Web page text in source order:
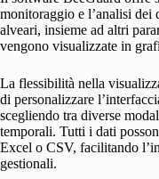
monitoraggio e l’analisi
alveari, insieme ad altri
vengono visualizzate in
La flessibilità nella
di personalizzare
scegliendo tra diverse
temporali. Tutti i dati
Excel o CSV, facilitando
gestionali.